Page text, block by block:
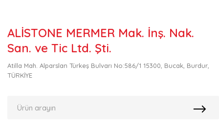
ALİSTONE MERMER Mak. İnş. Nak.
San. ve Tic Ltd. Şti.
Atilla Mah. Alparslan Türkeş Bulvarı No:586/1 15300, Bucak, Burdur,
TÜRKİYE